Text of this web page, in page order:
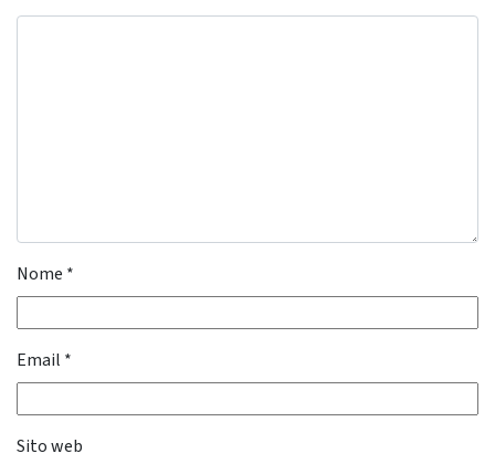
Nome *
Email *
Sito web